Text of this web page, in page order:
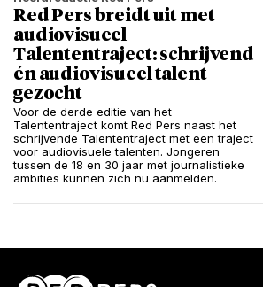
Red Pers breidt uit met
audiovisueel
Talententraject: schrijvend
én audiovisueel talent
gezocht
Voor de derde editie van het
Talententraject komt Red Pers naast het
schrijvende Talententraject met een traject
voor audiovisuele talenten. Jongeren
tussen de 18 en 30 jaar met journalistieke
ambities kunnen zich nu aanmelden.